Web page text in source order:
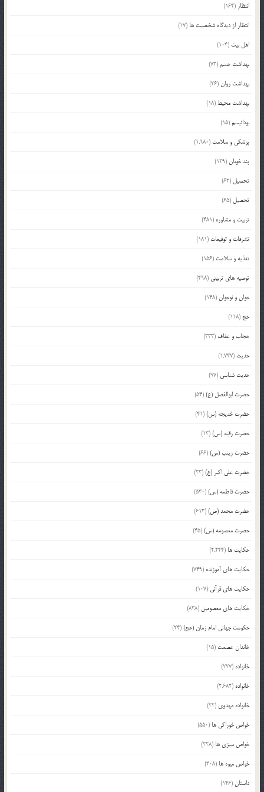
انتظار (164)
انتظار از دیدگاه شخصیت ها (17)
اهل بیت (104)
بهداشت جسم(73)
بهداشت روان(26)
بهداشت محیط (18)
بودائیسم(15)
پزشکی و سلامت (1,980)
پند خوبان(129)
تحصیل (62)
تحصیل (65)
تربیت و مشاوره (481)
تشرفات و توقیعات (181)
تغذیه و سلامت (156)
توصیه های تربیتی (498)
جوان و نوجوان(148)
حج (118)
حجاب و عفاف (333)
حدیث (1,737)
حدیث شناسی (97)
حضرت ابوالفضل (ع)(54)
حضرت خدیجه (س)(41)
حضرت رقیه (س)(13)
حضرت زینب (س)(66)
حضرت علی اکبر (ع)(23)
حضرت فاطمه (س)(530)
حضرت محمد (ص)(613)
حضرت معصومه (س)(45)
حکایت ها (2,244)
حکایت های آموزنده (749)
حکایت های قرآنی (107)
حکایت های معصومین (838)
حکومت جهانی امام زمان (عج)(24)
خاندان عصمت (15)
خانواده (227)
خانواده (2,682)
خانواده مهدوی (22)
خواص خوراکی ها (550)
خواص سبزی ها (228)
خواص میوه ها (308)
داستان(146)